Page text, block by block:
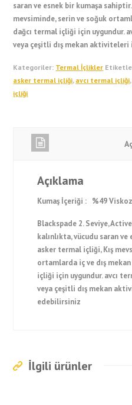
saran ve esnek bir kumaşa
mevsiminde, serin ve soğuk
dağcı termal içliği için uygundur.
veya çeşitli dış mekan
Kategoriler: Termal İçlikler
asker termal içliği, avcı termal içliği,
içliği
Açıklama
Kumaş İçeriği : %49
Blackspade 2. Seviye,
kalınlıkta, vücudu saran
asker termal içliği, Kış
ortamlarda iç ve dış
içliği için uygundur. avcı
veya çeşitli dış mekan
edebilirsiniz
İlgili ürünler